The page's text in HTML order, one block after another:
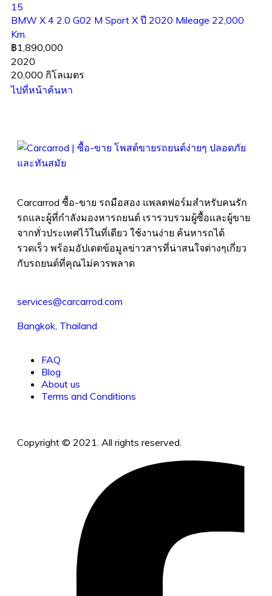
15
BMW X 4 2.0 G02 M Sport X ปี 2020 Mileage 22,000
Km.
฿1,890,000
2020
20,000 กิโลเมตร
ไปที่หน้าค้นหา
Carcarrod ซื้อ-ขาย รถมือสอง แพลตฟอร์มสำหรับคนรัก
รถและผู้ที่กำลังมองหารถยนต์ เรารวบรวมผู้ซื้อและผู้ขาย
จากทั่วประเทศไว้ในที่เดียว ใช้งานง่าย ค้นหารถได้
รวดเร็ว พร้อมอัปเดตข้อมูลข่าวสารที่น่าสนใจต่างๆเกี่ยว
กับรถยนต์ที่คุณไม่ควรพลาด
services@carcarrod.com
Bangkok, Thailand
FAQ
Blog
About us
Terms and Conditions
Copyright © 2021. All rights reserved.